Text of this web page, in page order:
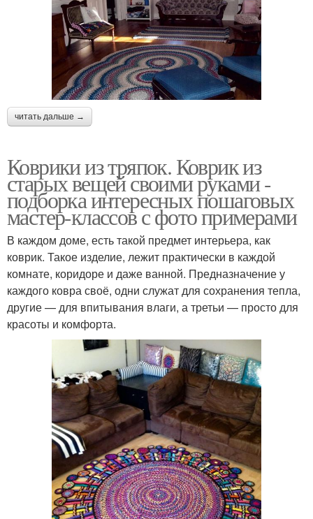
читать дальше →
Коврики из тряпок. Коврик из
старых вещей своими руками -
подборка интересных пошаговых
мастер-классов с фото примерами
В каждом доме, есть такой предмет интерьера, как
коврик. Такое изделие, лежит практически в каждой
комнате, коридоре и даже ванной. Предназначение у
каждого ковра своё, одни служат для сохранения тепла,
другие — для впитывания влаги, а третьи — просто для
красоты и комфорта.